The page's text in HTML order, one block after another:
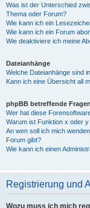
Was ist der Unterschied
Thema oder Forum?
Wie kann ich ein
Wie kann ich ein Forum
Wie deaktiviere ich meine
Dateianhänge
Welche Dateianhänge sind
Kann ich eine Übersicht all
phpBB betreffende Fragen
Wer hat diese
Warum ist Funktion x oder
An wen soll ich mich
Forum gibt?
Wie kann ich einen
Registrierung und
Wozu muss ich mich